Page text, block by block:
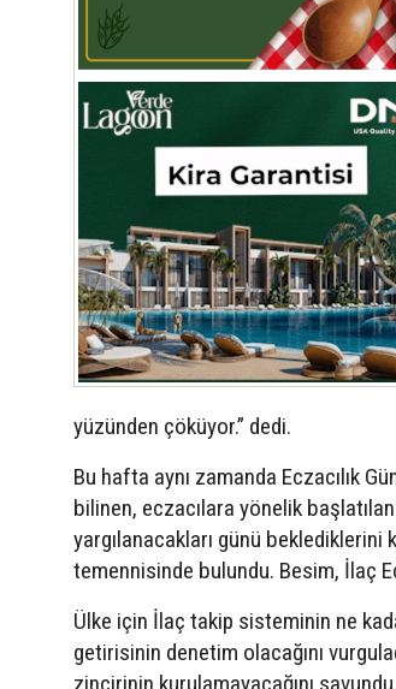
yüzünden çöküyor.” dedi.
Bu hafta aynı zamanda Eczacılık
bilinen, eczacılara yönelik
yargılanacakları günü
temennisinde bulundu. Besim, İlaç
Ülke için İlaç takip sisteminin ne
getirisinin denetim olacağını